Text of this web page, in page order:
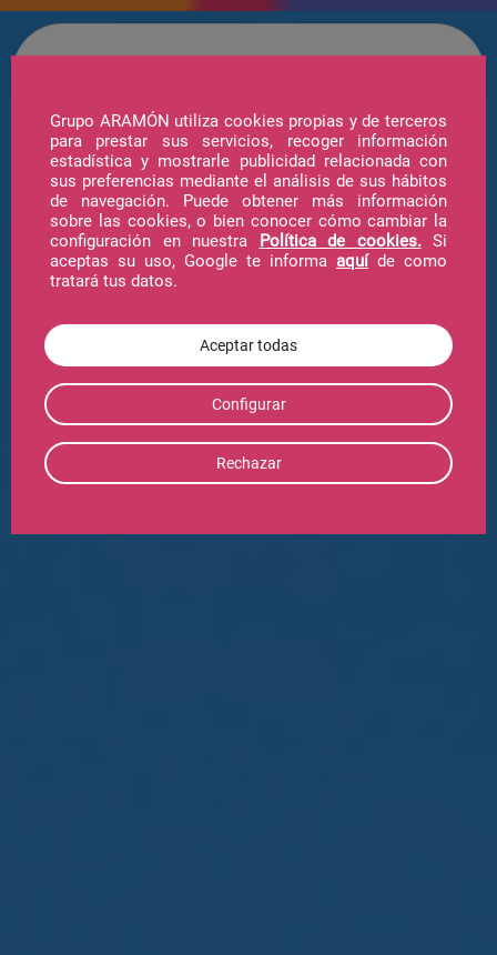
Grupo ARAMÓN utiliza cookies propias y de terceros
para prestar sus servicios, recoger información
estadística y mostrarle publicidad relacionada con
sus preferencias mediante el análisis de sus hábitos
de navegación. Puede obtener más información
sobre las cookies, o bien conocer cómo cambiar la
configuración en nuestra Política de cookies.Si
aceptas su uso, Google te informa aquíde como
tratará tus datos.
Hotel
Forfait